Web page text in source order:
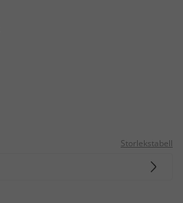
Storlekstabell